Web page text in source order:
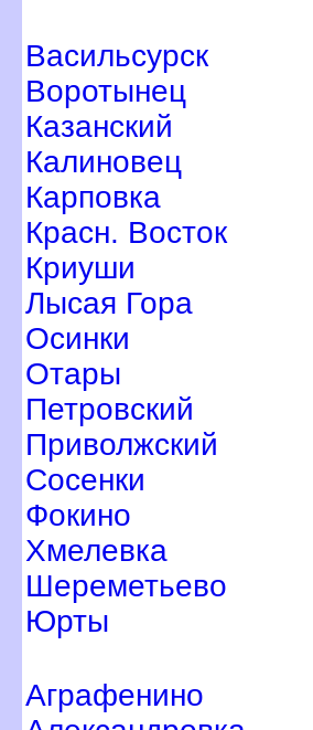
асильсурск
оротынец
Казанский
Калиновец
Карповка
Красн. Восток
Криуши
Лысая Гора
Осинки
Отары
Петровский
Приволжский
Сосенки
Фокино
Хмелевка
Шереметьево
Юрты
Аграфенино